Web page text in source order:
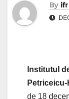
By ifr
Institutul
Petriceicu-
de 18